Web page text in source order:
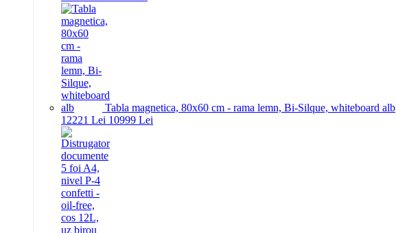
Tabla magnetica, 80x60 cm - rama lemn, Bi-Silque, whiteboard alb
12221 Lei 10999 Lei